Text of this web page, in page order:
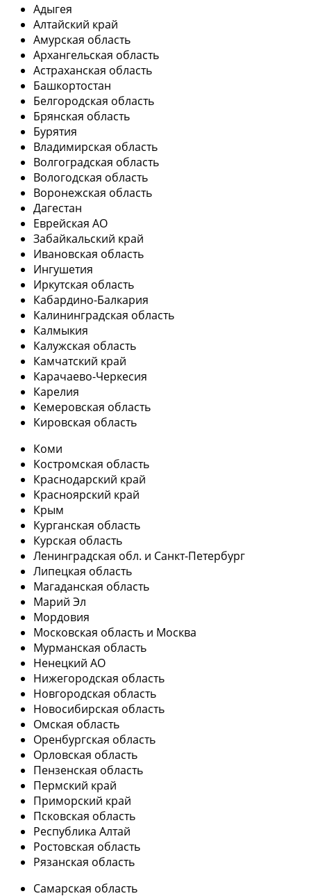
Адыгея
Алтайский край
Амурская область
Архангельская область
Астраханская область
Башкортостан
Белгородская область
Брянская область
Бурятия
Владимирская область
Волгоградская область
Вологодская область
Воронежская область
Дагестан
Еврейская АО
Забайкальский край
Ивановская область
Ингушетия
Иркутская область
Кабардино-Балкария
Калининградская область
Калмыкия
Калужская область
Камчатский край
Карачаево-Черкесия
Карелия
Кемеровская область
Кировская область
Коми
Костромская область
Краснодарский край
Красноярский край
Крым
Курганская область
Курская область
Ленинградская обл. и Санкт-Петербург
Липецкая область
Магаданская область
Марий Эл
Мордовия
Московская область и Москва
Мурманская область
Ненецкий АО
Нижегородская область
Новгородская область
Новосибирская область
Омская область
Оренбургская область
Орловская область
Пензенская область
Пермский край
Приморский край
Псковская область
Республика Алтай
Ростовская область
Рязанская область
Самарская область